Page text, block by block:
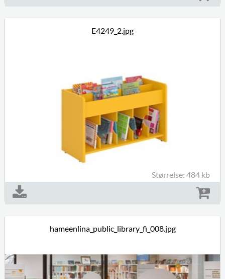
E4249_2.jpg
Størrelse: 484 kb
hameenlina_public_library_fi_008.jpg